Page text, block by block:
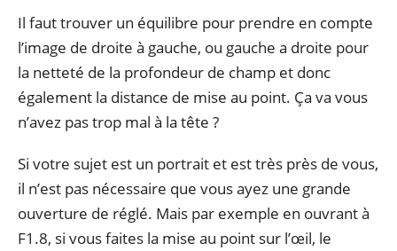
Il faut trouver un équilibre pour prendre en compte
l’image de droite à gauche, ou gauche a droite pour
la netteté de la profondeur de champ et donc
également la distance de mise au point. Ça va vous
n’avez pas trop mal à la tête ?
Si votre sujet est un portrait et est très près de vous,
il n’est pas nécessaire que vous ayez une grande
ouverture de réglé. Mais par exemple en ouvrant à
F1.8, si vous faites la mise au point sur l’œil, le